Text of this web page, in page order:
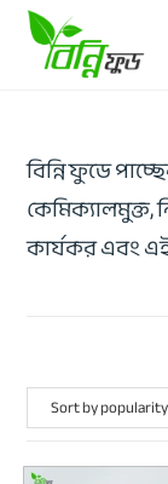
বিন্নি ফুডে
কেমিক্যালমুক্ত,
কার্যকর এবং